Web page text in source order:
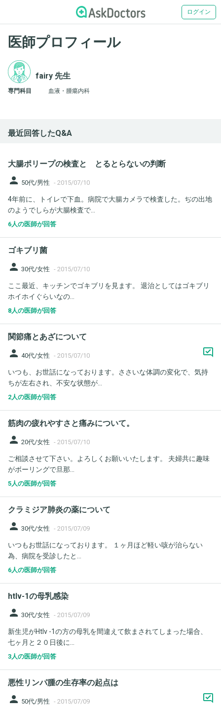
ログイン
医師プロフィール
fairy 先生
専門科目 血液・腫瘍内科
最近回答したQ&A
大腸ポリープの検査と とるとらないの判断
person 50代/男性 - 2015/07/10
4年前に、トイレで下血。病院で大腸カメラで検査した。ぢの出地
のようでしらが大腸検査で...
6人の医師が回答
ゴキブリ菌
person 30代/女性 - 2015/07/10
ここ最近、キッチンでゴキブリを見ます。 退治としてはゴキブリ
ホイホイぐらいなの...
8人の医師が回答
関節痛とあざについて
person 40代/女性 - 2015/07/10
いつも、お世話になっております。ささいな体調の変化で、気持
ちが左右され、不安な状態が...
2人の医師が回答
筋肉の疲れやすさと痛みについて。
person 20代/女性 - 2015/07/10
ご相談させて下さい。よろしくお願いいたします。 夫婦共に趣味
がボーリングで旦那...
5人の医師が回答
クラミジア肺炎の薬について
person 30代/女性 - 2015/07/09
いつもお世話になっております。 １ヶ月ほど軽い咳が治らない
為、病院を受診したと...
6人の医師が回答
htlv-1の母乳感染
person 30代/女性 - 2015/07/09
新生児がHtlv -1の方の母乳を間違えて飲まされてしまった場合、
七ヶ月と２０日後に...
3人の医師が回答
悪性リンパ腫の生存率の起点は
person 50代/男性 - 2015/07/09